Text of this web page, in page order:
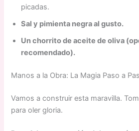
picadas.
Sal y pimienta negra al gusto.
Un chorrito de aceite de oliva
recomendado).
Manos a la Obra: La Magia Paso a
Vamos a construir esta maravilla.
para oler gloria.